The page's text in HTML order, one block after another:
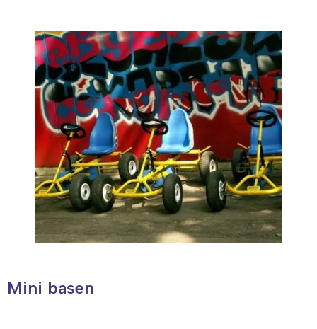
Mini basen